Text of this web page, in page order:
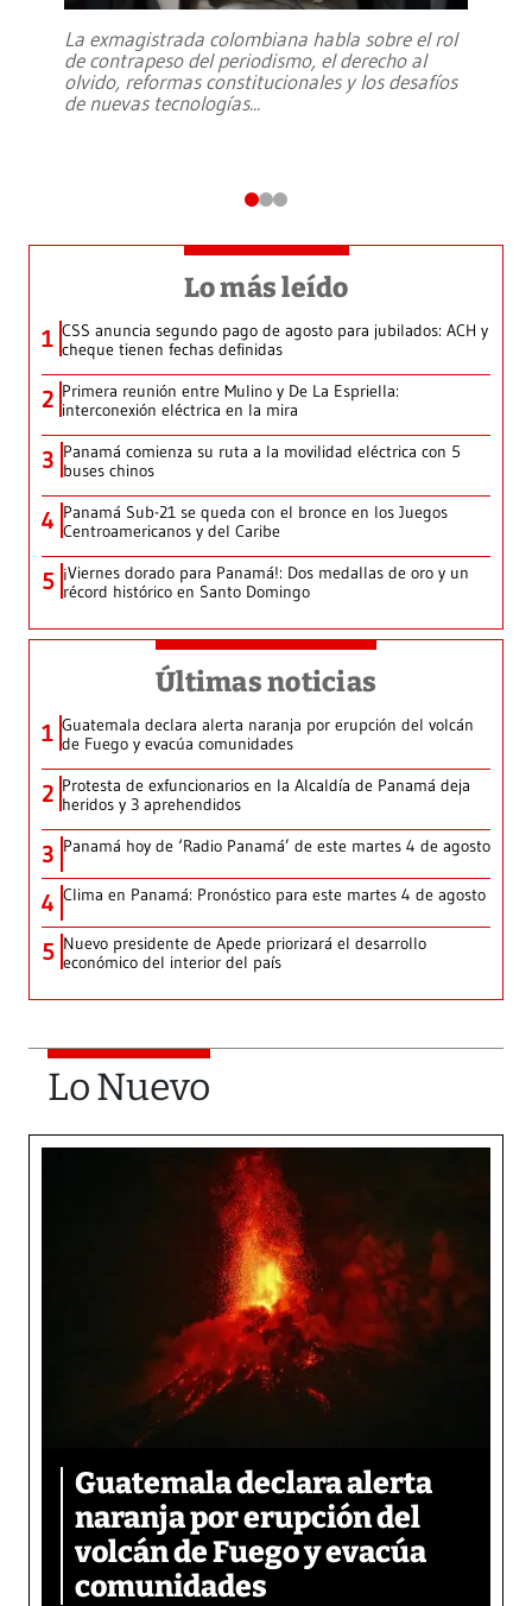
La exmagistrada colombiana habla sobre el rol
de contrapeso del periodismo, el derecho al
olvido, reformas constitucionales y los desafíos
de nuevas tecnologías...
Lo más leído
1 CSS anuncia segundo pago de agosto para jubilados: ACH y
cheque tienen fechas definidas
2 Primera reunión entre Mulino y De La Espriella:
interconexión eléctrica en la mira
3 Panamá comienza su ruta a la movilidad eléctrica con 5
buses chinos
4 Panamá Sub-21 se queda con el bronce en los Juegos
Centroamericanos y del Caribe
5 ¡Viernes dorado para Panamá!: Dos medallas de oro y un
récord histórico en Santo Domingo
Últimas noticias
1 Guatemala declara alerta naranja por erupción del volcán
de Fuego y evacúa comunidades
2 Protesta de exfuncionarios en la Alcaldía de Panamá deja
heridos y 3 aprehendidos
3 Panamá hoy de ‘Radio Panamá’ de este martes 4 de agosto
4 Clima en Panamá: Pronóstico para este martes 4 de agosto
5 Nuevo presidente de Apede priorizará el desarrollo
económico del interior del país
Lo Nuevo
Guatemala declara alerta
naranja por erupción del
volcán de Fuego y evacúa
comunidades